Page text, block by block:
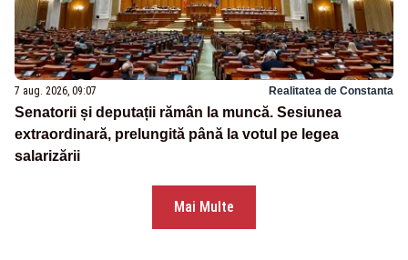
7 aug. 2026, 09:07 Realitatea de Constanta
Senatorii și deputații rămân la muncă. Sesiunea
extraordinară, prelungită până la votul pe legea
salarizării
Mai Multe